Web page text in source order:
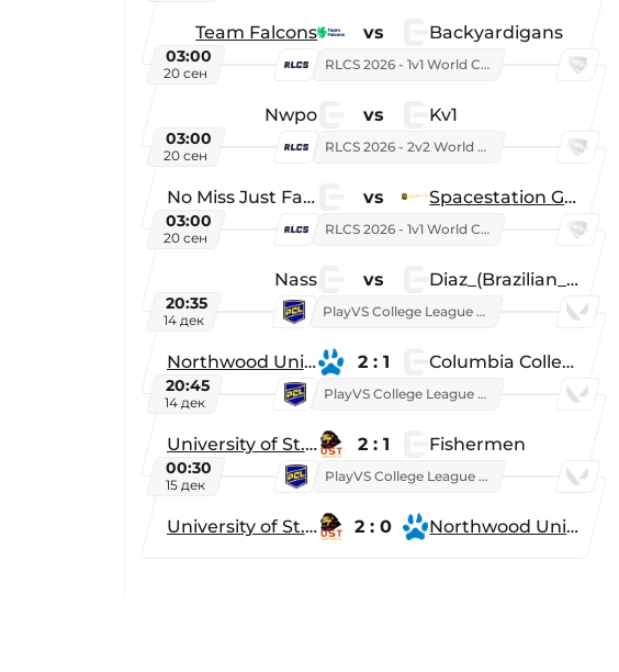
Team Falcons vs Backyardigans
03:00
20 сен
RLCS 2026 - 1v1 World Championship
Nwpo vs Kv1
03:00
20 сен
RLCS 2026 - 2v2 World Championship
No Miss Just Fake vs Spacestation Gaming
03:00
20 сен
RLCS 2026 - 1v1 World Championship
Nass vs Diaz_(Brazilian_Player)
20:35
14 дек
PlayVS College League 2025: Fall
Northwood University 2 : 1 Columbia College
20:45
14 дек
PlayVS College League 2025: Fall
University of St. Thomas 2 : 1 Fishermen
00:30
15 дек
PlayVS College League 2025: Fall
University of St. Thomas 2 : 0 Northwood University